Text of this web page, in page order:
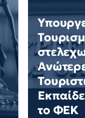
το ΦΕΚ